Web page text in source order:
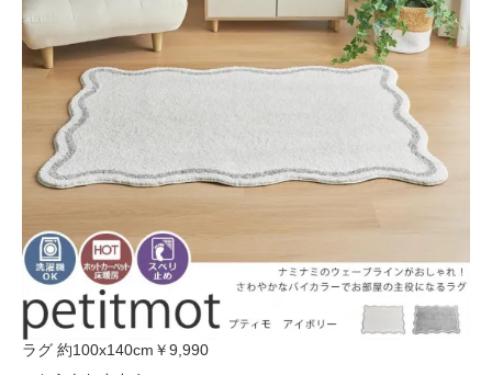
ラグ 約100x140cm ￥9,990